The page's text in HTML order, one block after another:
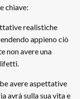
chiave:
realistiche
appieno ciò
non avere una
avere aspettative
avrà sulla sua vita e